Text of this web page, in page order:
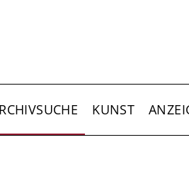
KUNST